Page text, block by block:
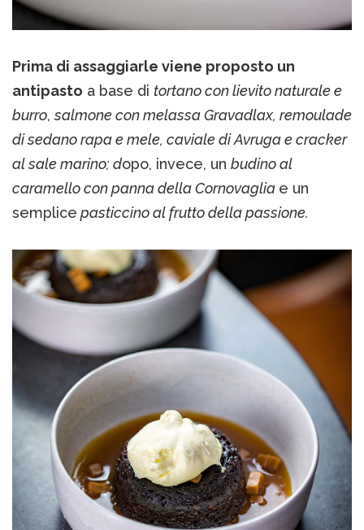
Prima di assaggiarle viene proposto un
antipasto a base di tortano con lievito naturale e
burro,salmone con melassa Gravadlax, remoulade
di sedano rapa e mele, caviale di Avruga e cracker
al sale marino; dopo, invece, un budino al
caramello con panna della Cornovaglia e un
semplice pasticcino al frutto della passione.